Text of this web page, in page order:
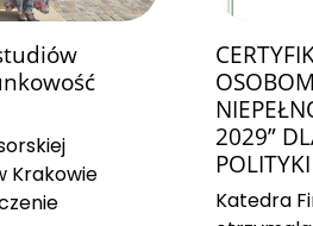
Krakowie
2029”
Katedra